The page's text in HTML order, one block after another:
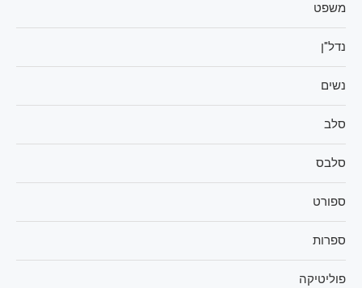
משפט
נדל"ן
נשים
סלב
סלבס
ספורט
ספרות
פוליטיקה